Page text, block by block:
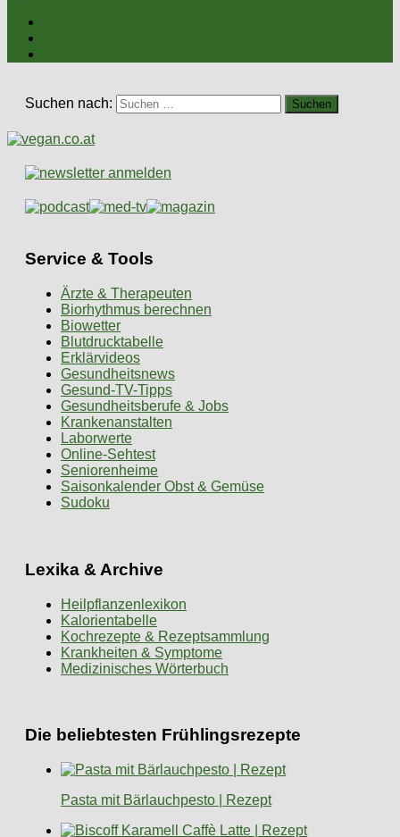
Suchen nach:
Service & Tools
Ärzte & Therapeuten
Biorhythmus berechnen
Biowetter
Blutdrucktabelle
Erklärvideos
Gesundheitsnews
Gesund-TV-Tipps
Gesundheitsberufe & Jobs
Krankenanstalten
Laborwerte
Online-Sehtest
Seniorenheime
Saisonkalender Obst & Gemüse
Sudoku
Lexika & Archive
Heilpflanzenlexikon
Kalorientabelle
Kochrezepte & Rezeptsammlung
Krankheiten & Symptome
Medizinisches Wörterbuch
Die beliebtesten Frühlingsrezepte
Pasta mit Bärlauchpesto | Rezept